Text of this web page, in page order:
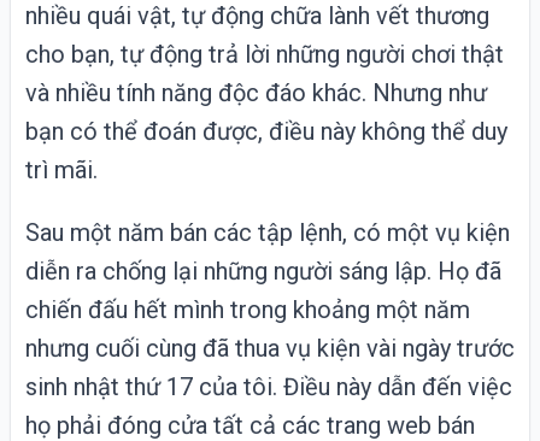
nhiều quái vật, tự động chữa lành vết thương
cho bạn, tự động trả lời những người chơi thật
và nhiều tính năng độc đáo khác. Nhưng như
bạn có thể đoán được, điều này không thể duy
trì mãi.
Sau một năm bán các tập lệnh, có một vụ kiện
diễn ra chống lại những người sáng lập. Họ đã
chiến đấu hết mình trong khoảng một năm
nhưng cuối cùng đã thua vụ kiện vài ngày trước
sinh nhật thứ 17 của tôi. Điều này dẫn đến việc
họ phải đóng cửa tất cả các trang web bán